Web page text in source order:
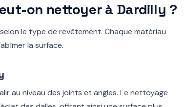
on nettoyer à Dardilly ?
le type de revêtement. Chaque matériau
la surface.
au niveau des joints et angles. Le nettoyage